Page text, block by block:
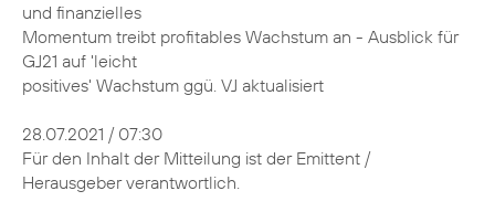
und finanzielles
Momentum treibt profitables Wachstum an - Ausblick für
GJ21 auf 'leicht
positives' Wachstum ggü. VJ aktualisiert
28.07.2021 / 07:30
Für den Inhalt der Mitteilung ist der Emittent /
Herausgeber verantwortlich.